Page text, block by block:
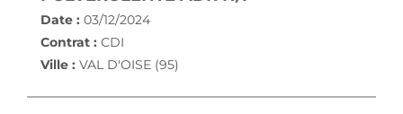
Date : 03/12/2024
Contrat : CDI
Ville : VAL D'OISE (95)